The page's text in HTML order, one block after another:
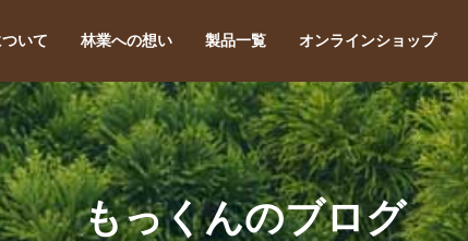
いて 林業への想い 製品一覧 オンラインショップ
もっくんのブログ